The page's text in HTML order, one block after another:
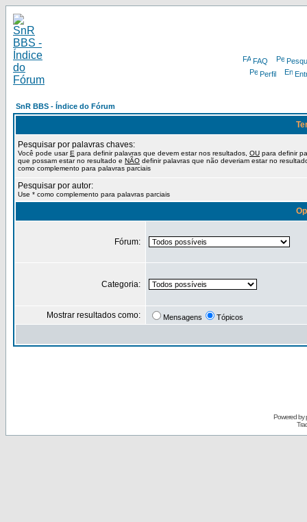
FAQ
Perfil
SnR BBS - Índice do Fórum
Pesquisar por palavras chaves:
Você pode usarE para definir palavras que devem estar nos resultados, OU para definir
que possam estar no resultado e NÃO definir palavras que não deveriam estar no
como complemento para palavras parciais
Pesquisar por autor:
Use * como complemento para palavras parciais
Fórum:
Categoria:
Mostrar resultados como: Mensagens Tópicos
Powered by